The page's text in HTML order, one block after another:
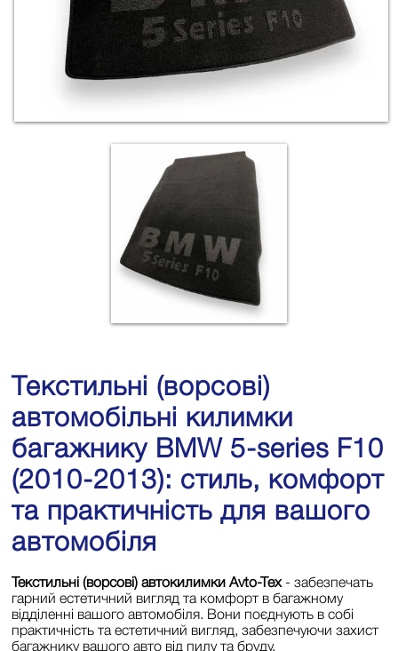
Текстильні (ворсові)
автомобільні килимки
багажнику BMW 5-series F10
(2010-2013): стиль, комфорт
та практичність для вашого
автомобіля
Текстильні (ворсові) автокилимки Avto-Tex- забезпечать
гарний естетичний вигляд та комфорт в багажному
відділенні вашого автомобіля. Вони поєднують в собі
практичність та естетичний вигляд, забезпечуючи захист
багажнику вашого авто від пилу та бруду.